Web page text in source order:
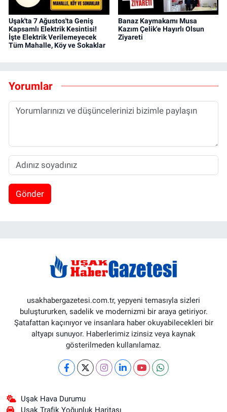
Uşak'ta 7 Ağustos'ta Geniş
Kapsamlı Elektrik Kesintisi!
İşte Elektrik Verilemeyecek
Tüm Mahalle, Köy ve Sokaklar
Banaz Kaymakamı Musa
Kazım Çelik'e Hayırlı Olsun
Ziyareti
Yorumlar
Gönder
usakhabergazetesi.com.tr, yepyeni temasıyla sizleri
buluştururken, sadelik ve modernizmi bir araya getiriyor.
Şatafattan kaçınıyor ve insanlara haber okuyabilecekleri bir
altyapı sunuyor. Haberlerimiz izinsiz veya kaynak
gösterilmeden kullanılamaz.
Uşak Hava Durumu
Uşak Trafik Yoğunluk Haritası